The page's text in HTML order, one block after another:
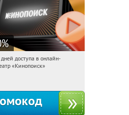
%
Получили:
доступа в онлайн-
«Кинопоиск»